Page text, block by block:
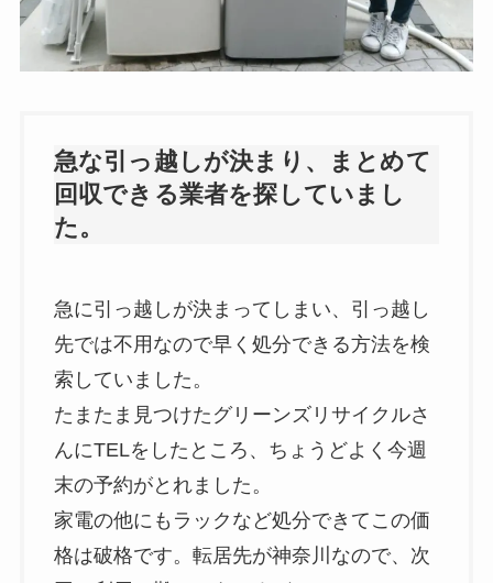
急な引っ越しが決まり、まとめて
回収できる業者を探していまし
た。
急に引っ越しが決まってしまい、引っ越し
先では不用なので早く処分できる方法を検
索していました。
たまたま見つけたグリーンズリサイクルさ
んにTELをしたところ、ちょうどよく今週
末の予約がとれました。
家電の他にもラックなど処分できてこの価
格は破格です。転居先が神奈川なので、次